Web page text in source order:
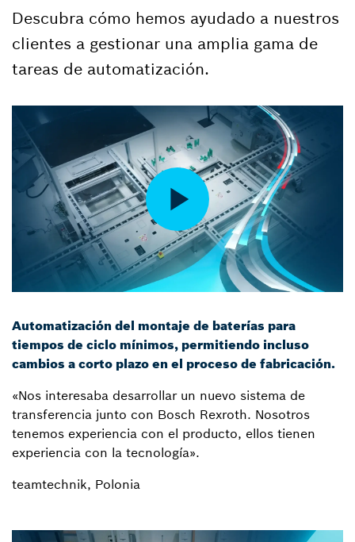
Descubra cómo hemos ayudado a nuestros
clientes a gestionar una amplia gama de
tareas de automatización.
Automatización del montaje de baterías para
tiempos de ciclo mínimos, permitiendo incluso
cambios a corto plazo en el proceso de fabricación.
«Nos interesaba desarrollar un nuevo sistema de
transferencia junto con Bosch Rexroth. Nosotros
tenemos experiencia con el producto, ellos tienen
experiencia con la tecnología».
teamtechnik, Polonia